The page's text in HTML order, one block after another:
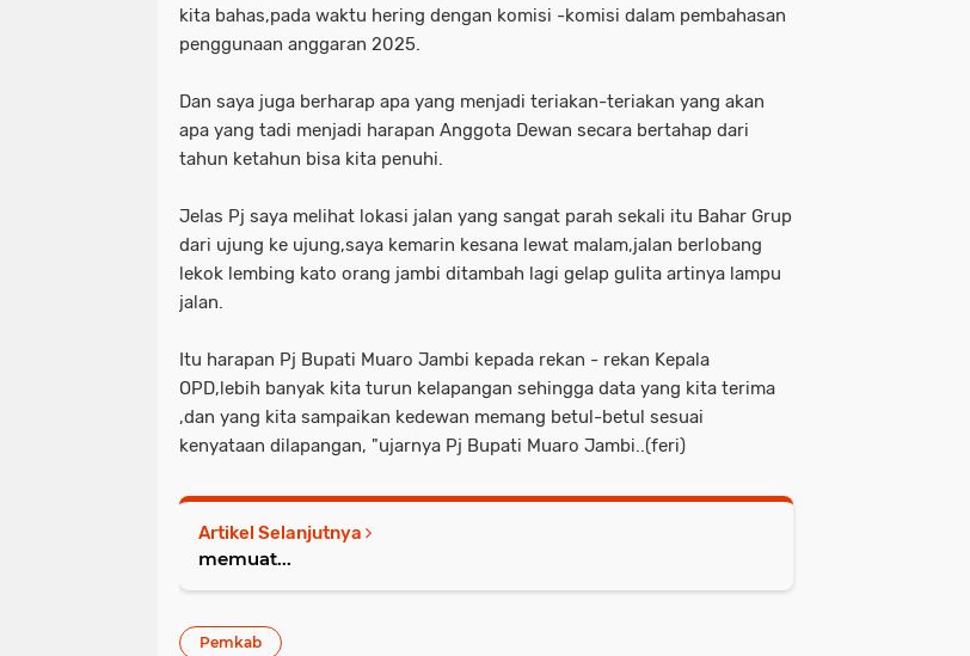
kita bahas,pada waktu hering dengan komisi -komisi dalam pembahasan
penggunaan anggaran 2025.
Dan saya juga berharap apa yang menjadi teriakan-teriakan yang akan
apa yang tadi menjadi harapan Anggota Dewan secara bertahap dari
tahun ketahun bisa kita penuhi.
Jelas Pj saya melihat lokasi jalan yang sangat parah sekali itu Bahar Grup
dari ujung ke ujung,saya kemarin kesana lewat malam,jalan berlobang
lekok lembing kato orang jambi ditambah lagi gelap gulita artinya lampu
jalan.
Itu harapan Pj Bupati Muaro Jambi kepada rekan - rekan Kepala
OPD,lebih banyak kita turun kelapangan sehingga data yang kita terima
,dan yang kita sampaikan kedewan memang betul-betul sesuai
kenyataan dilapangan, "ujarnya Pj Bupati Muaro Jambi..(feri)
Artikel Selanjutnya
memuat...
Pemkab